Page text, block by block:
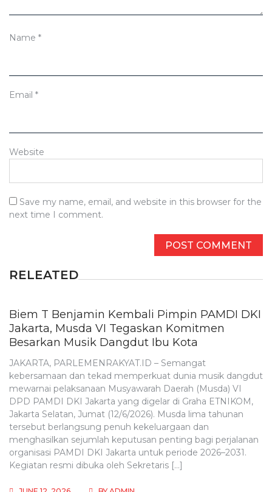
Name *
Email *
Website
Save my name, email, and website in this browser for the
next time I comment.
RELEATED
Biem T Benjamin Kembali Pimpin PAMDI DKI
Jakarta, Musda VI Tegaskan Komitmen
Besarkan Musik Dangdut Ibu Kota
JAKARTA, PARLEMENRAKYAT.ID – Semangat
kebersamaan dan tekad memperkuat dunia musik dangdut
mewarnai pelaksanaan Musyawarah Daerah (Musda) VI
DPD PAMDI DKI Jakarta yang digelar di Graha ETNIKOM,
Jakarta Selatan, Jumat (12/6/2026). Musda lima tahunan
tersebut berlangsung penuh kekeluargaan dan
menghasilkan sejumlah keputusan penting bagi perjalanan
organisasi PAMDI DKI Jakarta untuk periode 2026–2031.
Kegiatan resmi dibuka oleh Sekretaris […]